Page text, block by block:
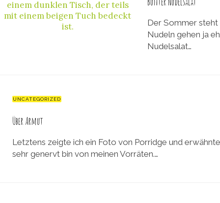
Der Sommer steht
Nudeln gehen ja
Nudelsalat…
UNCATEGORIZED
Über Armut
Letztens zeigte ich ein Foto von Porridge und
sehr genervt bin von meinen Vorräten.…